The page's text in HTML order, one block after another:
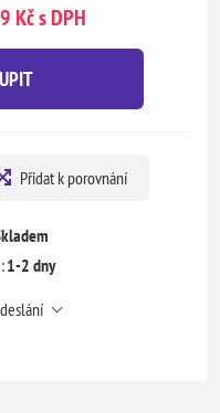
Kč s DPH
Přidat k porovnání
1-2 dny